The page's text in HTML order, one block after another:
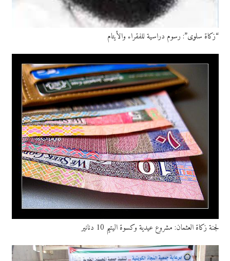
“زكاة سلوى”: رسوم دراسية للفقراء والأيتام
لجنة زكاة العثمان: مشروع عيدية وكسوة اليتيم 10 دنانير